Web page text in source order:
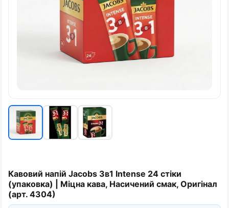
Кавовий напій Jacobs 3в1 Intense 24 стіки
(упаковка) | Міцна кава, Насичений смак, Оригінал
(арт. 4304)